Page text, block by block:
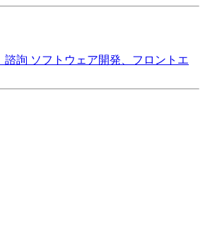
諮詢 ソフトウェア開発、フロントエ